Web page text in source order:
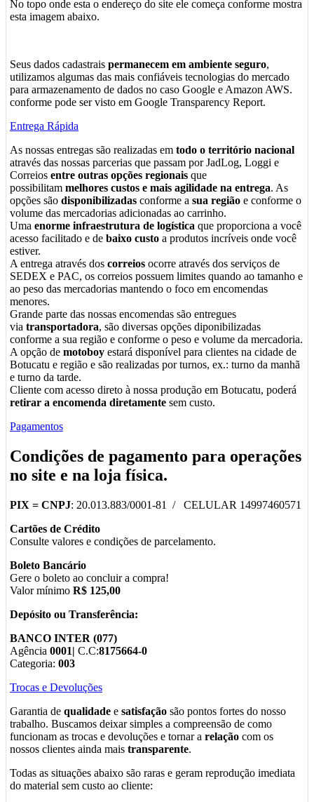
No topo onde esta o endereço do site ele começa conforme mostra
esta imagem abaixo.
Seus dados cadastrais permanecem em ambiente seguro,
utilizamos algumas das mais confiáveis tecnologias do mercado
para armazenamento de dados no caso Google e Amazon AWS.
conforme pode ser visto em Google Transparency Report.
Entrega Rápida
As nossas entregas são realizadas em todo o território nacional
através das nossas parcerias que passam por JadLog, Loggi e
Correios entre outras opções regionais que
possibilitam melhores custos e mais agilidade na entrega. As
opções são disponibilizadas conforme a sua região e conforme o
volume das mercadorias adicionadas ao carrinho.
Uma enorme infraestrutura de logística que proporciona a você
acesso facilitado e de baixo custo a produtos incríveis onde você
estiver.
A entrega através dos correios ocorre através dos serviços de
SEDEX e PAC, os correios possuem limites quando ao tamanho e
ao peso das mercadorias mantendo o foco em encomendas
menores.
Grande parte das nossas encomendas são entregues
via transportadora, são diversas opções diponibilizadas
conforme a sua região e conforme o peso e volume da mercadoria.
A opção de motoboy estará disponível para clientes na cidade de
Botucatu e região e são realizadas por turnos, ex.: turno da manhã
e turno da tarde.
Cliente com acesso direto à nossa produção em Botucatu, poderá
retirar a encomenda diretamente sem custo.
Pagamentos
Condições de pagamento para operações
no site e na loja física.
PIX = CNPJ: 20.013.883/0001-81 / CELULAR 14997460571
Cartões de Crédito
Consulte valores e condições de parcelamento.
Boleto Bancário
Gere o boleto ao concluir a compra!
Valor mínimo R$ 125,00
Depósito ou Transferência:
BANCO INTER (077)
Agência 0001| C.C:8175664-0
Categoria: 003
Trocas e Devoluções
Garantia de qualidade e satisfação são pontos fortes do nosso
trabalho. Buscamos deixar simples a compreensão de como
funcionam as trocas e devoluções e tornar a relação com os
nossos clientes ainda mais transparente.
Todas as situações abaixo são raras e geram reprodução imediata
do material sem custo ao cliente: